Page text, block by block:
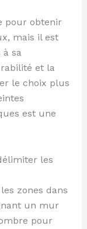
pour obtenir
mais il est
à sa
et la
le choix plus
est une
les
zones dans
un mur
pour